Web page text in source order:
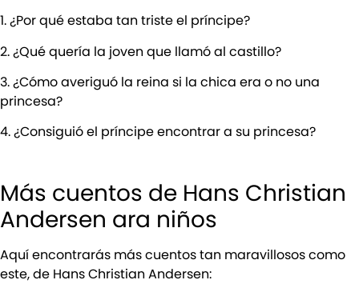
1. ¿Por qué estaba tan triste el príncipe?
2. ¿Qué quería la joven que llamó al castillo?
3. ¿Cómo averiguó la reina si la chica era o no una
princesa?
4. ¿Consiguió el príncipe encontrar a su princesa?
Más cuentos de Hans Christian
Andersen ara niños
Aquí encontrarás más cuentos tan maravillosos como
este, de Hans Christian Andersen: